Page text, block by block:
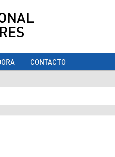
CONTACTO